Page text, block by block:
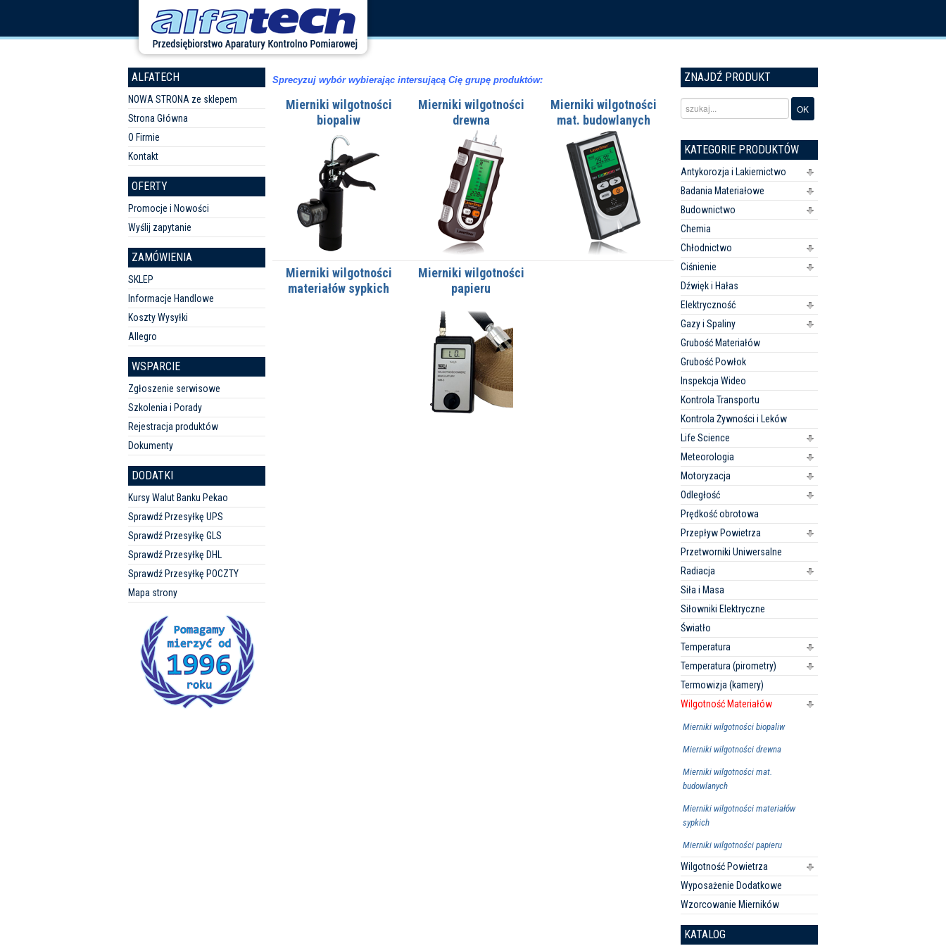
ALFATECH
NOWA STRONA ze sklepem
Strona Główna
O Firmie
Kontakt
OFERTY
Promocje i Nowości
Wyślij zapytanie
ZAMÓWIENIA
SKLEP
Informacje Handlowe
Koszty Wysyłki
Allegro
WSPARCIE
Zgłoszenie serwisowe
Szkolenia i Porady
Rejestracja produktów
Dokumenty
DODATKI
Kursy Walut Banku Pekao
Sprawdź Przesyłkę UPS
Sprawdź Przesyłkę GLS
Sprawdź Przesyłkę DHL
Sprawdź Przesyłkę POCZTY
Mapa strony
Sprecyzuj wybór wybierając intersującą Cię grupę produktów:
Mierniki wilgotności
biopaliw
Mierniki wilgotności
drewna
Mierniki wilgotności
mat. budowlanych
Mierniki wilgotności
materiałów sypkich
Mierniki wilgotności
papieru
ZNAJDŹ PRODUKT
KATEGORIE PRODUKTÓW
Antykorozja i Lakiernictwo
Badania Materiałowe
Budownictwo
Chemia
Chłodnictwo
Ciśnienie
Dźwięk i Hałas
Elektryczność
Gazy i Spaliny
Grubość Materiałów
Grubość Powłok
Inspekcja Wideo
Kontrola Transportu
Kontrola Żywności i Leków
Life Science
Meteorologia
Motoryzacja
Odległość
Prędkość obrotowa
Przepływ Powietrza
Przetworniki Uniwersalne
Radiacja
Siła i Masa
Siłowniki Elektryczne
Światło
Temperatura
Temperatura (pirometry)
Termowizja (kamery)
Wilgotność Materiałów
Mierniki wilgotności biopaliw
Mierniki wilgotności drewna
Mierniki wilgotności mat.
budowlanych
Mierniki wilgotności materiałów
sypkich
Mierniki wilgotności papieru
Wilgotność Powietrza
Wyposażenie Dodatkowe
Wzorcowanie Mierników
KATALOG